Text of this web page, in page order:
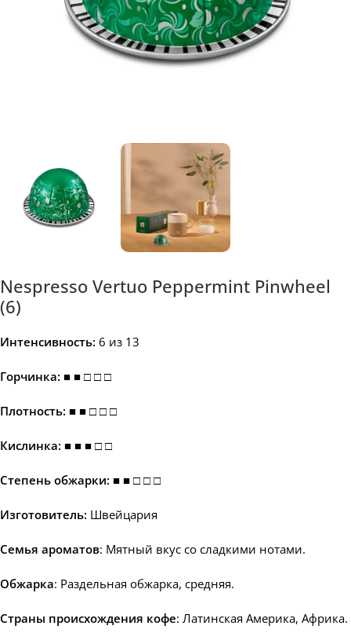
Nespresso Vertuo Peppermint Pinwheel
(6)
Интенсивность: 6 из 13
Горчинка: ■ ■ □ □ □
Плотность: ■ ■ □ □ □
Кислинка: ■ ■ ■ □ □
Степень обжарки: ■ ■ □ □ □
Изготовитель: Швейцария
Семья ароматов: Мятный вкус со сладкими нотами.
Обжарка: Раздельная обжарка, средняя.
Страны происхождения кофе: Латинская Америка, Африка.